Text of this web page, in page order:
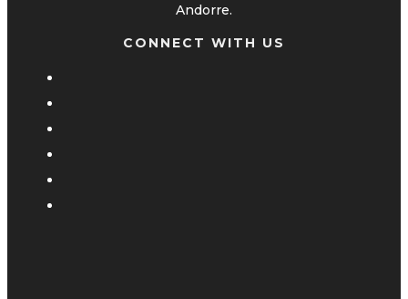
Andorre.
CONNECT WITH US